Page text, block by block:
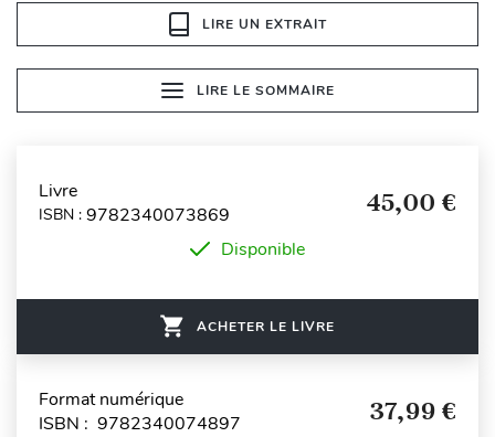
LIRE UN EXTRAIT
LIRE LE SOMMAIRE
Livre
ISBN : 9782340073869 45,00 €
Disponible
ACHETER LE LIVRE
Format numérique
ISBN : 9782340074897
37,99 €